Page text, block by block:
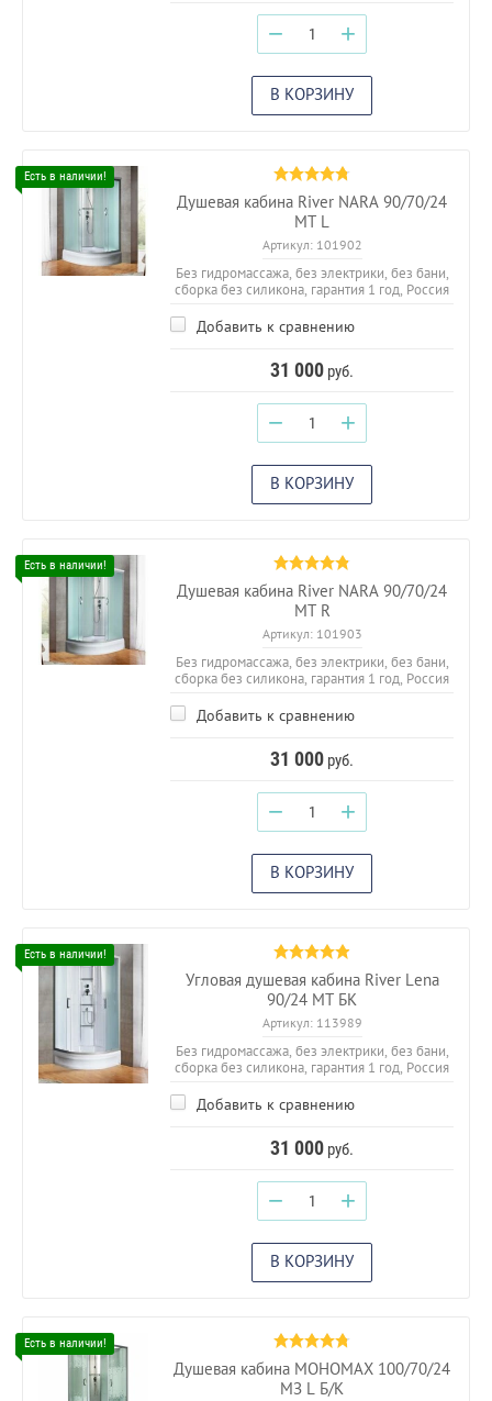
− +
В КОРЗИНУ
Душевая кабина River NARA 90/70/24
МТ L
Артикул:101902
Без гидромассажа, без электрики, без бани,
сборка без силикона, гарантия 1 год, Россия
Добавить к сравнению
31 000 руб.
− +
В КОРЗИНУ
Душевая кабина River NARA 90/70/24
МТ R
Артикул:101903
Без гидромассажа, без электрики, без бани,
сборка без силикона, гарантия 1 год, Россия
Добавить к сравнению
31 000 руб.
− +
В КОРЗИНУ
Угловая душевая кабина River Lena
90/24 МТ БК
Артикул:113989
Без гидромассажа, без электрики, без бани,
сборка без силикона, гарантия 1 год, Россия
Добавить к сравнению
31 000 руб.
− +
В КОРЗИНУ
Душевая кабина МОНОМАХ 100/70/24
МЗ L Б/К